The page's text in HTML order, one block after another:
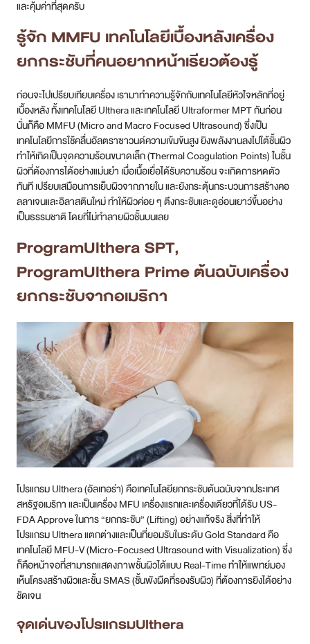
สาขา Asoke
สาขา MRT สุทธิสาร
สาขา เซ็นทรัลปิ่นเกล้า
สาขา บางนา
สาขา CDC
สาขา นครปฐม
ไทย
และคุ้มค่าที่สุดครับ
รู้จัก MMFU เทคโนโลยีเบื้องหลังเครื่อง
ยกกระชับที่คนอยากหน้าเรียวต้องรู้
ก่อนจะไปเปรียบเทียบเครื่อง เรามาทำความรู้จักกับเทคโนโลยีหัวใจหลักที่อยู่
เบื้องหลัง ทั้งเทคโนโลยี Ulthera และเทคโนโลยี Ultraformer MPT กันก่อน
นั่นก็คือ MMFU (Micro and Macro Focused Ultrasound) ซึ่งเป็น
เทคโนโลยีการใช้คลื่นอัลตราซาวนด์ความเข้มข้นสูง ยิงพลังงานลงไปใต้ชั้นผิว
ทำให้เกิดเป็นจุดความร้อนขนาดเล็ก (Thermal Coagulation Points) ในชั้น
ผิวที่ต้องการได้อย่างแม่นยำ เมื่อเนื้อเยื่อได้รับความร้อน จะเกิดการหดตัว
ทันที เปรียบเสมือนการเย็บผิวจากภายใน และยังกระตุ้นกระบวนการสร้างคอ
ลลาเจนและอิลาสตินใหม่ ทำให้ผิวค่อย ๆ ตึงกระชับและดูอ่อนเยาว์ขึ้นอย่าง
เป็นธรรมชาติ โดยที่ไม่ทำลายผิวชั้นบนเลย
ProgramUlthera SPT,
ProgramUlthera Prime ต้นฉบับเครื่อง
ยกกระชับจากอเมริกา
โปรแกรม Ulthera (อัลเทอร่า) คือเทคโนโลยียกกระชับต้นฉบับจากประเทศ
สหรัฐอเมริกา และเป็นเครื่อง MFU เครื่องแรกและเครื่องเดียวที่ได้รับ US-
FDA Approve ในการ “ยกกระชับ” (Lifting) อย่างแท้จริง สิ่งที่ทำให้
โปรแกรม Ulthera แตกต่างและเป็นที่ยอมรับในระดับ Gold Standard คือ
เทคโนโลยี MFU-V (Micro-Focused Ultrasound with Visualization) ซึ่ง
ก็คือหน้าจอที่สามารถแสดงภาพชั้นผิวได้แบบ Real-Time ทำให้แพทย์มอง
เห็นโครงสร้างผิวและชั้น SMAS (ชั้นพังผืดที่รองรับผิว) ที่ต้องการยิงได้อย่าง
ชัดเจน
จุดเด่นของโปรแกรมUlthera